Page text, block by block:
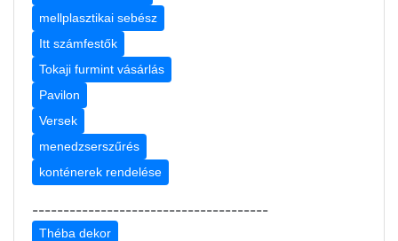
mellplasztikai sebész
Itt számfestők
Tokaji furmint vásárlás
Pavilon
Versek
menedzserszűrés
konténerek rendelése
--------------------------------------
Théba dekor